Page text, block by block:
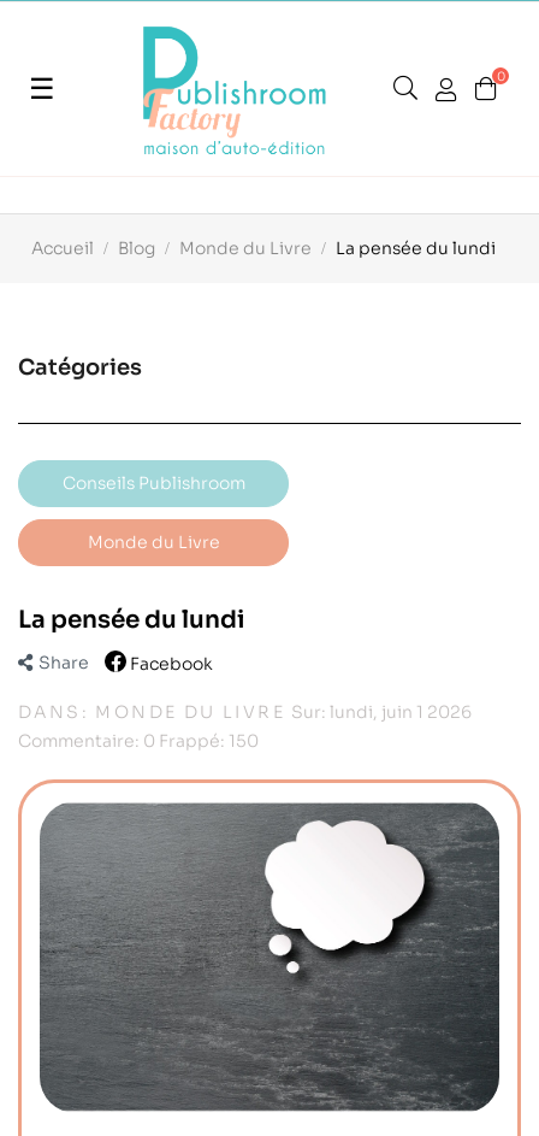
Basculer
navigation
☰ 0
Accueil Blog Monde du Livre La pensée du lundi
Catégories
Conseils Publishroom
Monde du Livre
La pensée du lundi
Share Facebook
DANS: MONDE DU LIVRE Sur:lundi, juin 1 2026
Commentaire: 0 Frappé: 150